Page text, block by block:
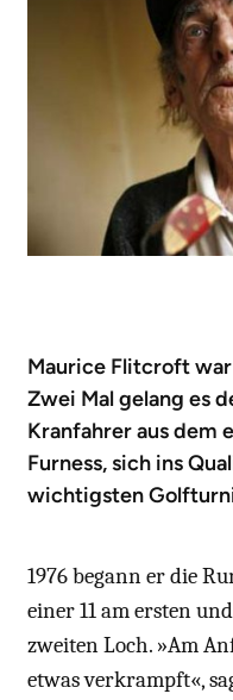
Maurice Flitcroft
Zwei Mal gelang es
Kranfahrer aus dem
Furness, sich ins
wichtigsten
1976 begann er die
einer 11 am ersten
zweiten Loch. »Am
etwas verkrampft«,